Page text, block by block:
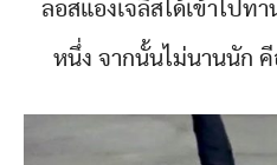
ลอสแองเจลิสได้เข้าไปท
หนึ่ง จากนั้นไม่นานนัก คี